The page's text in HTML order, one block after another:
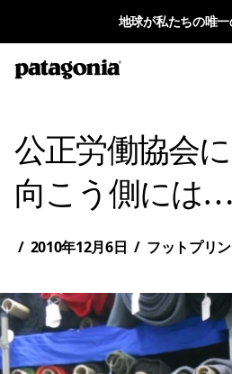
地球が私たちの唯
公正労働協会
向こう側には…
/ 2010年12月6日 / フットプリ